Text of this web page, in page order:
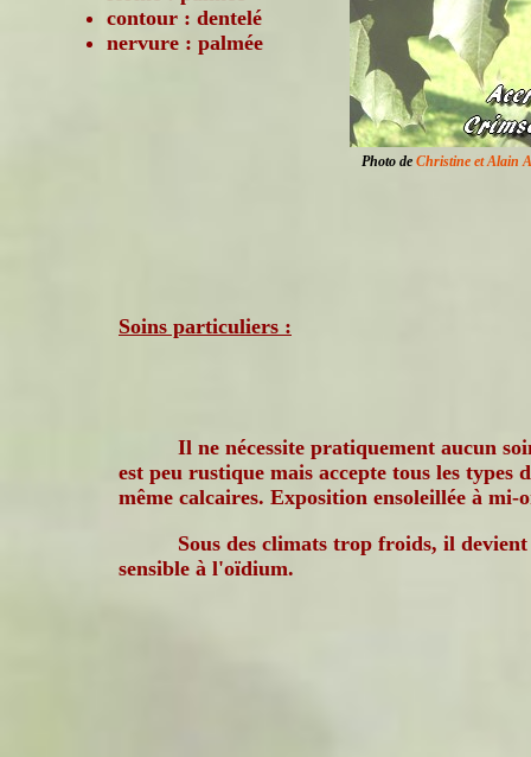
Photo de Christine et Alain
contour : dentelé
nervure : palmée
Soins particuliers :
Il ne nécessite pratiquement aucun
est peu rustique mais accepte tous les types
même calcaires. Exposition ensoleillée à mi-
Sous des climats trop froids, il devient
sensible à l'oïdium.